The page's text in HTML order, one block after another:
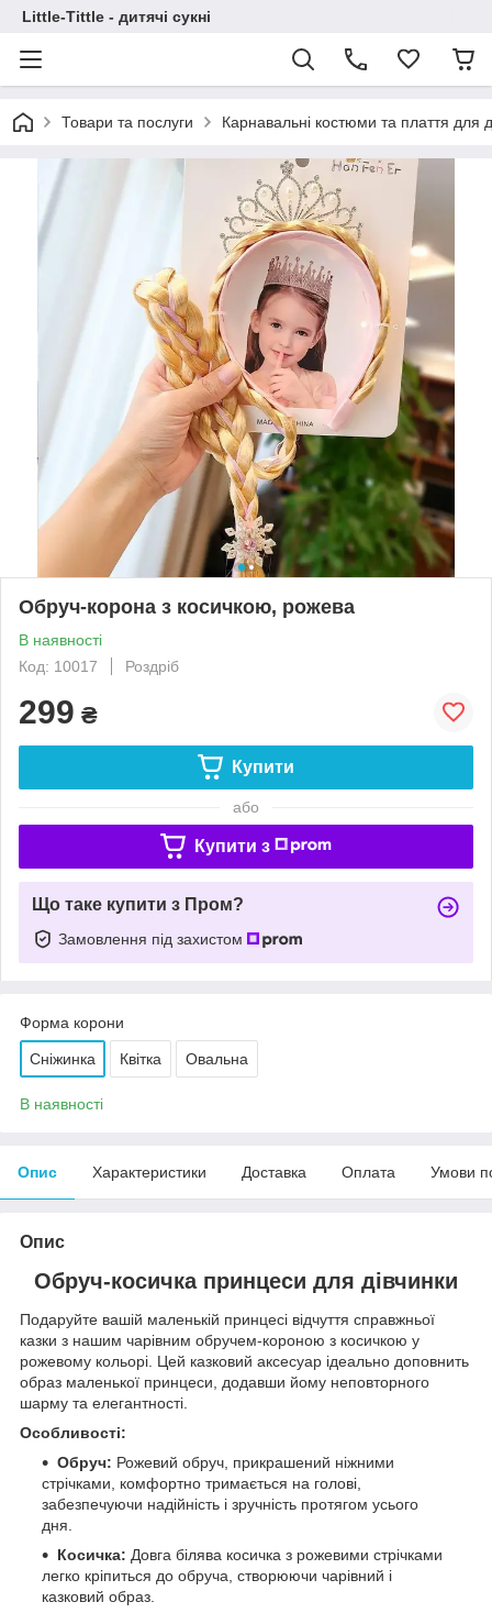
Little-Tittle - дитячі сукні
Товари та послуги Карнавальні костюми та плаття для
Обруч-корона з косичкою, рожева
В наявності
Код: 10017
Роздріб
299 ₴
Купити
або
Купити з
Що таке купити з Пром?
Замовлення під захистом
Форма корони
Сніжинка Квітка Овальна
В наявності
Опис Характеристики Доставка Оплата Умови
Опис
Обруч-косичка принцеси для дівчинки
Подаруйте вашій маленькій принцесі відчуття справжньої
казки з нашим чарівним обручем-короною з косичкою у
рожевому кольорі. Цей казковий аксесуар ідеально доповнить
образ маленької принцеси, додавши йому неповторного
шарму та елегантності.
Особливості:
Обруч: Рожевий обруч, прикрашений ніжними
стрічками, комфортно тримається на голові,
забезпечуючи надійність і зручність протягом усього
дня.
Косичка: Довга білява косичка з рожевими стрічками
легко кріпиться до обруча, створюючи чарівний і
казковий образ.